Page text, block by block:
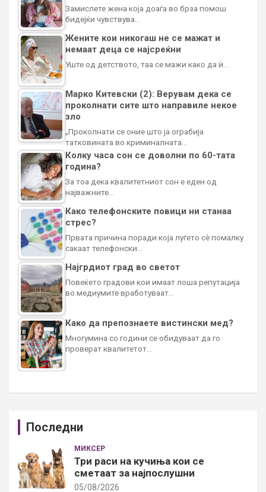
Замислете жена која доаѓа во брза помош
бидејќи чувствува…
Жените кои никогаш не се мажат и
немаат деца се најсреќни
Уште од детството, таа се мажи како да ѝ…
Марко Китевски (2): Верувам дека се
проколнати сите што направиле некое
зло
„Проколнати се оние што ја ограбија
татковината во криминалната…
Колку часа сон се доволни по 60-тата
година?
За тоа дека квалитетниот сон е еден од
најважните…
Како телефонските повици ни станаа
стрес?
Првата причина поради која луѓето сè помалку
сакаат телефонски…
Најгрдиот град во светот
Повеќето градови кои имаат лоша репутација
во медиумите вработуваат…
Како да препознаете вистински мед?
Многумина со години се обидуваат да го
проверат квалитетот…
Последни
МИКСЕР
Три раси на кучиња кои се
сметаат за најпослушни
05/08/2026